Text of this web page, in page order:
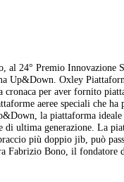
al 24° Premio Innovazione
Up&Down. Oxley
per aver fornito
aeree speciali che
la piattaforma
ultima generazione. La
più doppio jib, può
Fabrizio Bono, il fondatore